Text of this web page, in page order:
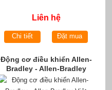
Liên hệ
Chi tiết Đặt mua
Động cơ điều khiển Allen-
Bradley - Allen-Bradley
Việt Nam